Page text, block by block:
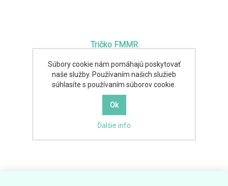
Tričko FMMR
12,00€
Súbory cookie nám pomáhajú poskytovať
naše služby. Používaním našich služieb
súhlasíte s používaním súborov cookie.
Ďalšie info